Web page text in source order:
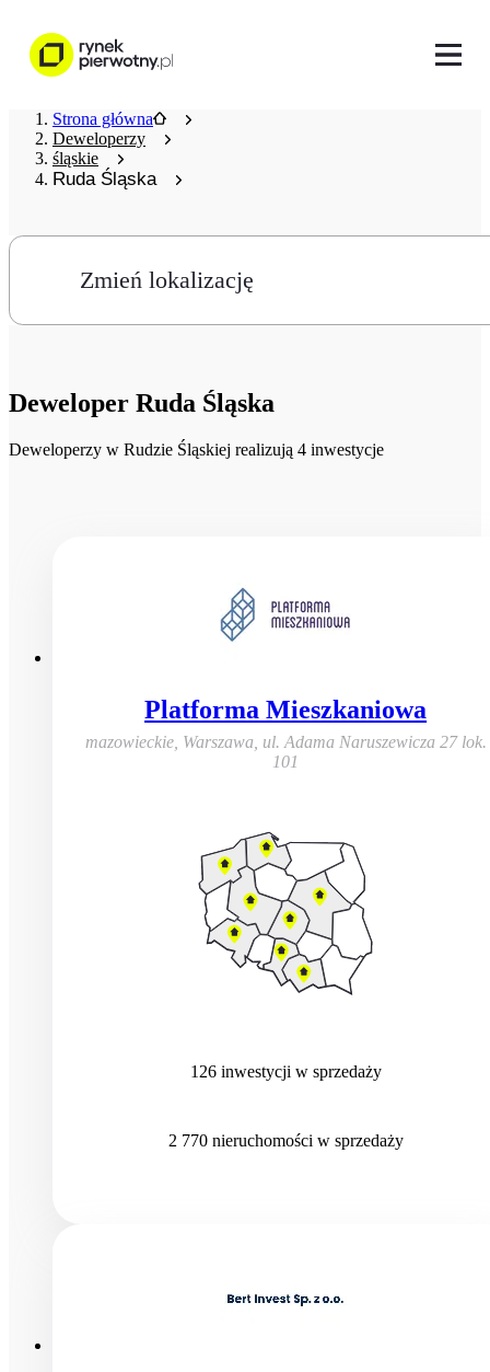
Strona główna
Deweloperzy
śląskie
Ruda Śląska
Zmień lokalizację
Deweloper Ruda Śląska
Deweloperzy w Rudzie Śląskiej realizują 4 inwestycje
Platforma Mieszkaniowa
mazowieckie, Warszawa, ul. Adama Naruszewicza 27 lok.
101
126 inwestycji w sprzedaży
2 770 nieruchomości w sprzedaży